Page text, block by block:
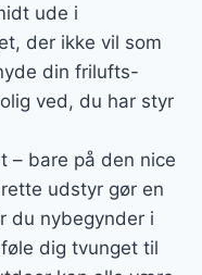
ude i
der ikke vil som
din frilufts-
ved, du har styr
– bare på den nice
udstyr gør en
du nybegynder i
dig tvunget til